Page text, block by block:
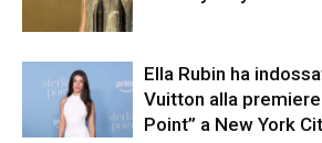
Ella Rubin ha
Vuitton alla
Point” a New York